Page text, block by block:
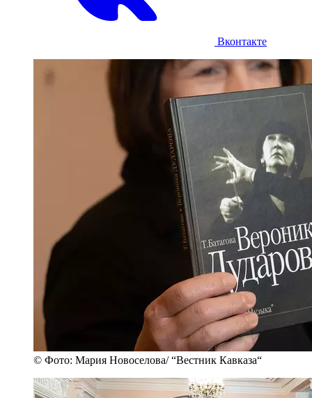
Вконтакте
© Фото: Мария Новоселова/ “Вестник Кавказа“